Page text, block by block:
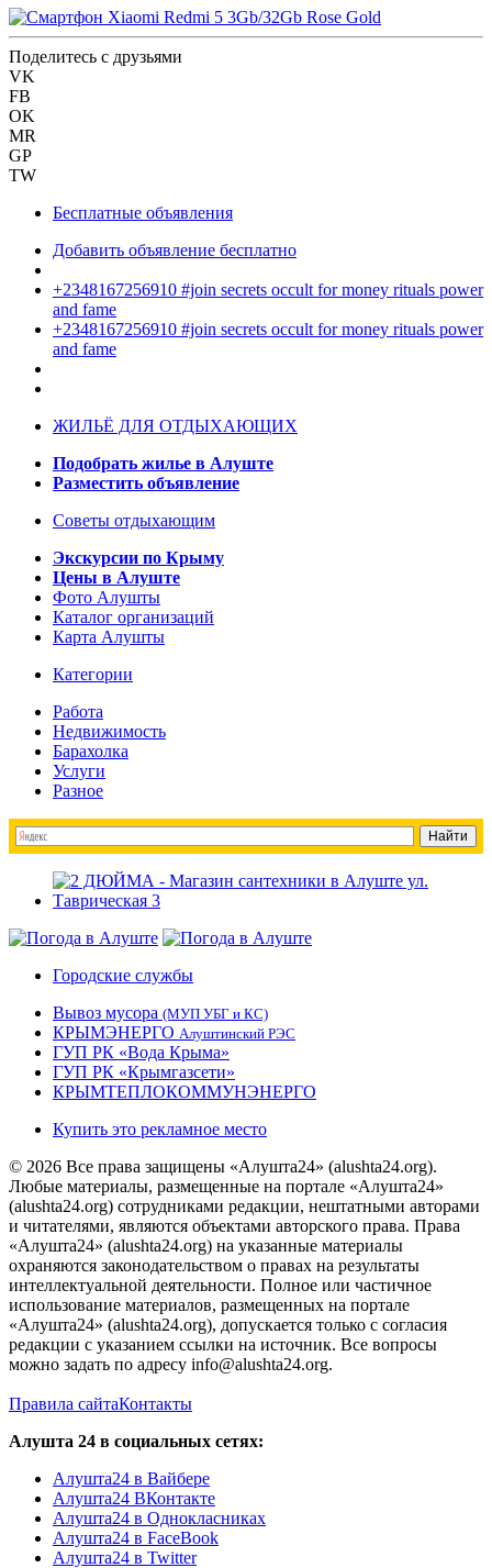
Поделитесь с друзьями
VK
FB
OK
MR
GP
TW
Бесплатные объявления
Добавить объявление бесплатно
+2348167256910 #join secrets occult for money rituals power
and fame
+2348167256910 #join secrets occult for money rituals power
and fame
ЖИЛЬЁ ДЛЯ ОТДЫХАЮЩИХ
Подобрать жилье в Алуште
Разместить объявление
Советы отдыхающим
Экскурсии по Крыму
Цены в Алуште
Фото Алушты
Каталог организаций
Карта Алушты
Категории
Работа
Недвижимость
Барахолка
Услуги
Разное
Городские службы
Вывоз мусора (МУП УБГ и КС)
КРЫМЭНЕРГО Алуштинский РЭС
ГУП РК «Вода Крыма»
ГУП РК «Крымгазсети»
КРЫМТЕПЛОКОММУНЭНЕРГО
Купить это рекламное место
© 2026 Все права защищены «Алушта24» (alushta24.org).
Любые материалы, размещенные на портале «Алушта24»
(alushta24.org) сотрудниками редакции, нештатными авторами
и читателями, являются объектами авторского права. Права
«Алушта24» (alushta24.org) на указанные материалы
охраняются законодательством о правах на результаты
интеллектуальной деятельности. Полное или частичное
использование материалов, размещенных на портале
«Алушта24» (alushta24.org), допускается только с согласия
редакции с указанием ссылки на источник. Все вопросы
можно задать по адресу info@alushta24.org.
Правила сайтаКонтакты
Алушта 24 в социальных сетях:
Алушта24 в Вайбере
Алушта24 ВКонтакте
Алушта24 в Однокласниках
Алушта24 в FaceBook
Алушта24 в Twitter